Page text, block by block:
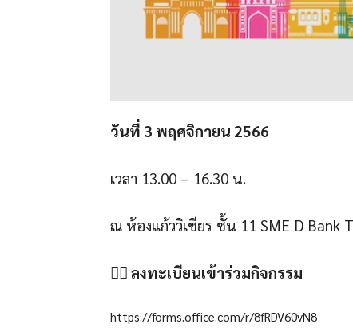
วันที่ 3 พฤศจิกายน 2566
เวลา 13.00 – 16.30 น.
ณ ห้องแก้ววิเชียร ชั้น 11 SME D Bank
👉🏻 ลงทะเบียนเข้าร่วมกิจกรรม
https://forms.office.com/r/8fRDV60vN8